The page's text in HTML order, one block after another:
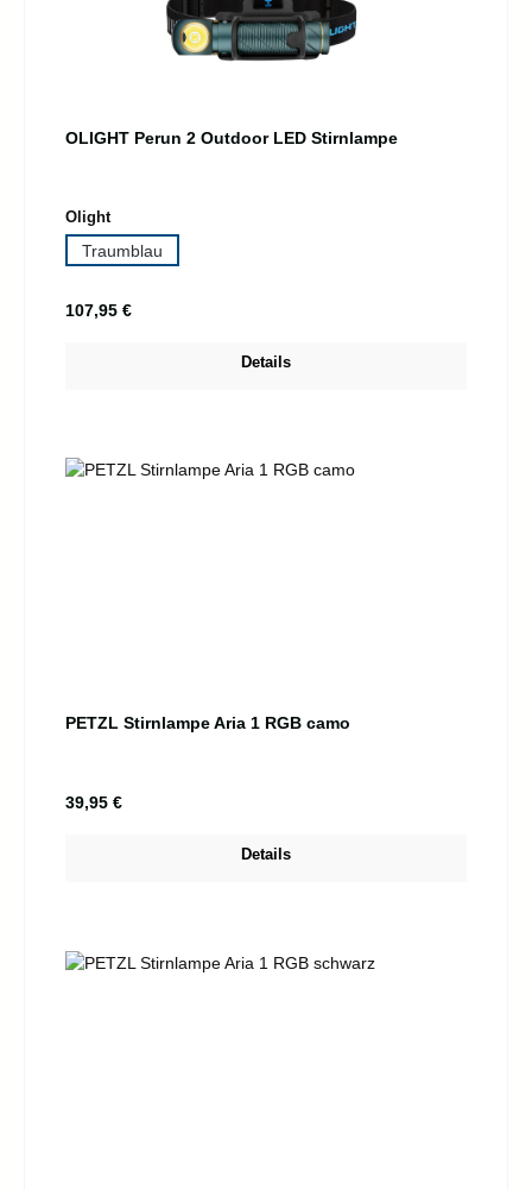
OLIGHT Perun 2 Outdoor LED Stirnlampe
Olightauswählen
Traumblau
Regulärer Preis:
107,95 €
Details
PETZL Stirnlampe Aria 1 RGB camo
Regulärer Preis:
39,95 €
Details